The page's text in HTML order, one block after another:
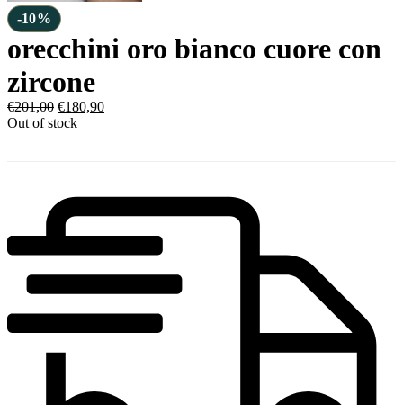
-10%
orecchini oro bianco cuore con
zircone
€201,00 €180,90
Out of stock